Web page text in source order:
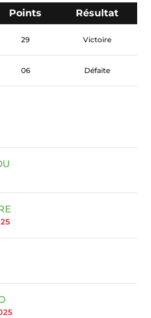
Points Résultat
29 Victoire
06 Défaite